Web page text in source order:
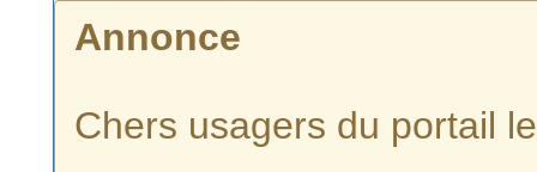
Annonce
Chers usagers du portail